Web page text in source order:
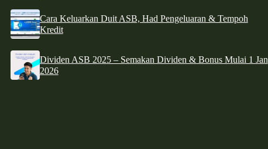
Cara Keluarkan Duit ASB, Had Pengeluaran & Tempoh
Kredit
Dividen ASB 2025 – Semakan Dividen & Bonus Mulai 1 Jan
2026